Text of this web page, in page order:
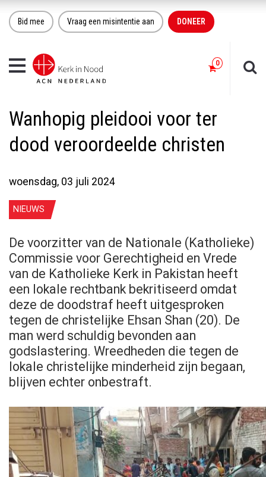
Bid mee Vraag een misintentie aan DONEER
Toggle
navigation
Wanhopig pleidooi voor ter
dood veroordeelde christen
woensdag, 03 juli 2024
NIEUWS
De voorzitter van de Nationale (Katholieke)
Commissie voor Gerechtigheid en Vrede
van de Katholieke Kerk in Pakistan heeft
een lokale rechtbank bekritiseerd omdat
deze de doodstraf heeft uitgesproken
tegen de christelijke Ehsan Shan (20). De
man werd schuldig bevonden aan
godslastering. Wreedheden die tegen de
lokale christelijke minderheid zijn begaan,
blijven echter onbestraft.